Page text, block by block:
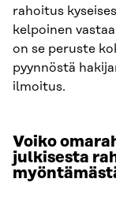
rahoitus
kelpoinen
on se peruste
pyynnöstä
ilmoitus.
Voiko
julkisesta